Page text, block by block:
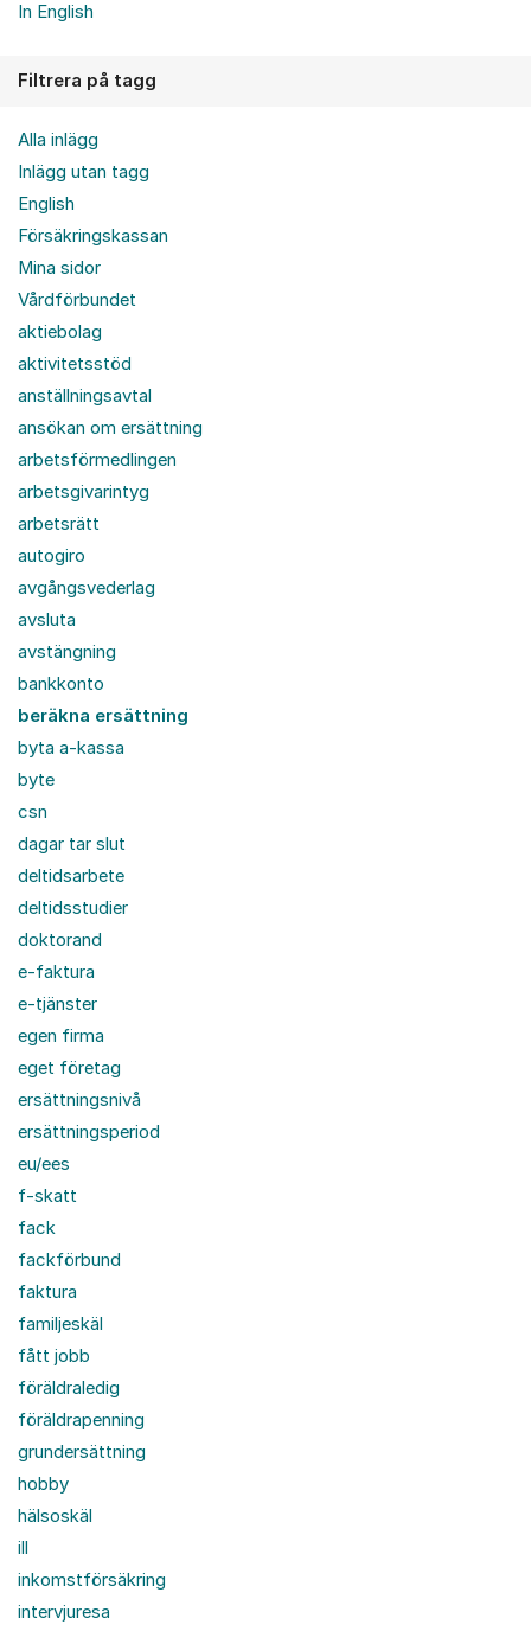
In English
Filtrera på tagg
Alla inlägg
Inlägg utan tagg
English
Försäkringskassan
Mina sidor
Vårdförbundet
aktiebolag
aktivitetsstöd
anställningsavtal
ansökan om ersättning
arbetsförmedlingen
arbetsgivarintyg
arbetsrätt
autogiro
avgångsvederlag
avsluta
avstängning
bankkonto
beräkna ersättning
byta a-kassa
byte
csn
dagar tar slut
deltidsarbete
deltidsstudier
doktorand
e-faktura
e-tjänster
egen firma
eget företag
ersättningsnivå
ersättningsperiod
eu/ees
f-skatt
fack
fackförbund
faktura
familjeskäl
fått jobb
föräldraledig
föräldrapenning
grundersättning
hobby
hälsoskäl
ill
inkomstförsäkring
intervjuresa